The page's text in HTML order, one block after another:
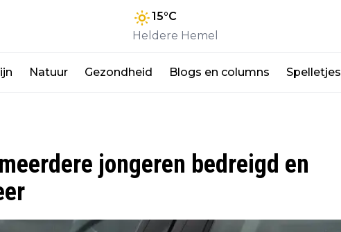
15°C
Heldere Hemel
Natuur Gezondheid Blogs en columns Spelletjes
jongeren bedreigd en